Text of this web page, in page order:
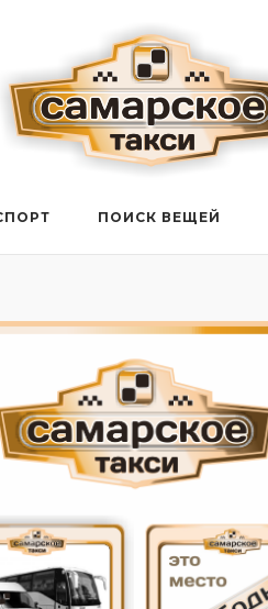
ПОИСК ВЕЩЕЙ